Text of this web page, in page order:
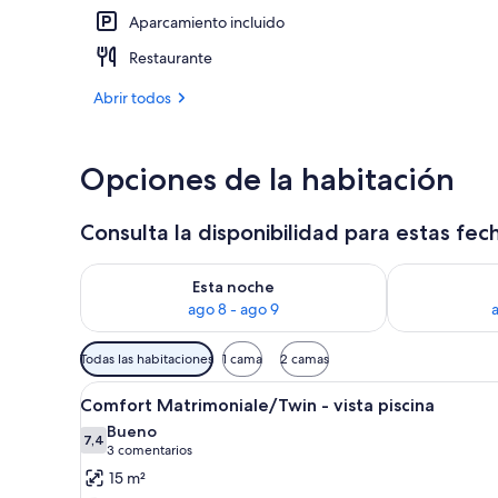
Aparcamiento incluido
Restaurante
Abrir todos
Opciones de la habitación
Consulta la disponibilidad para estas
Esta noche
ago 8 - ago 9
Consulta la disponibilidad para esta noche, ago 8 -
Consulta la
Filtros
disponibles
para
las
habitaciones
Todas las habitaciones 1 cama 2 camas
Abrir
todas
las
fotos
Una habitación de hotel
5
Comfort Matrimoniale/Twin - vista piscina
7,47,4 de 10
Bueno
3 comentarios
(3 comentarios)
15 m²